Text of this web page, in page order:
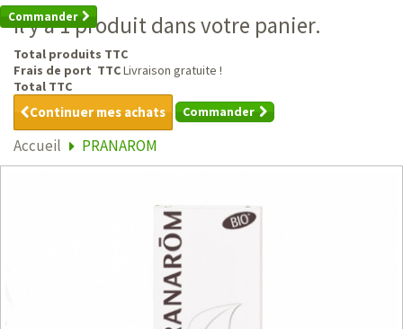
Commander
Il y a 1 produit dans votre panier.
Total produits TTC
Frais de port TTCLivraison gratuite !
Total TTC
Continuer mes achats Commander
Accueil PRANAROM